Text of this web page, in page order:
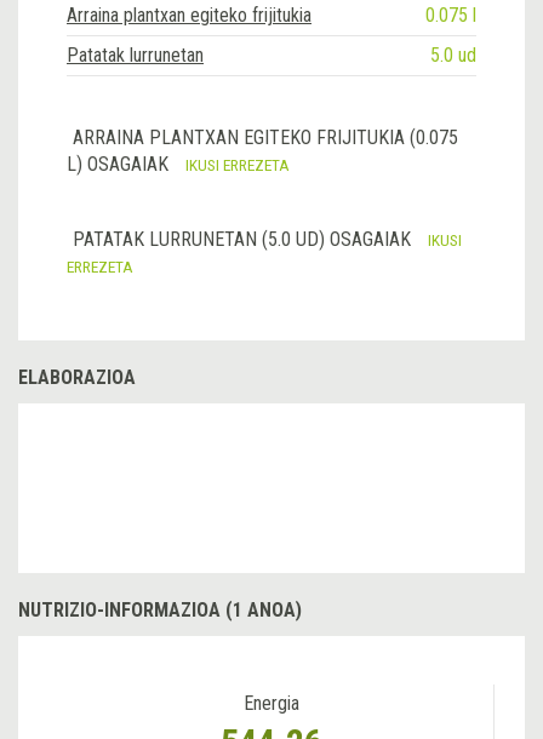
Arraina plantxan egiteko frijitukia
0.075 l
Patatak lurrunetan
5.0 ud
ARRAINA PLANTXAN EGITEKO FRIJITUKIA (0.075
L) OSAGAIAK
IKUSI ERREZETA
PATATAK LURRUNETAN (5.0 UD) OSAGAIAK
IKUSI
ERREZETA
ELABORAZIOA
NUTRIZIO-INFORMAZIOA (1 ANOA)
Energia